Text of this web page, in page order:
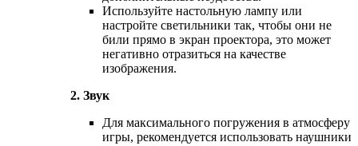
Используйте настольную лампу или
настройте светильники так, чтобы они не
били прямо в экран проектора, это может
негативно отразиться на качестве
изображения.
2. Звук
Для максимального погружения в атмосферу
игры, рекомендуется использовать наушники